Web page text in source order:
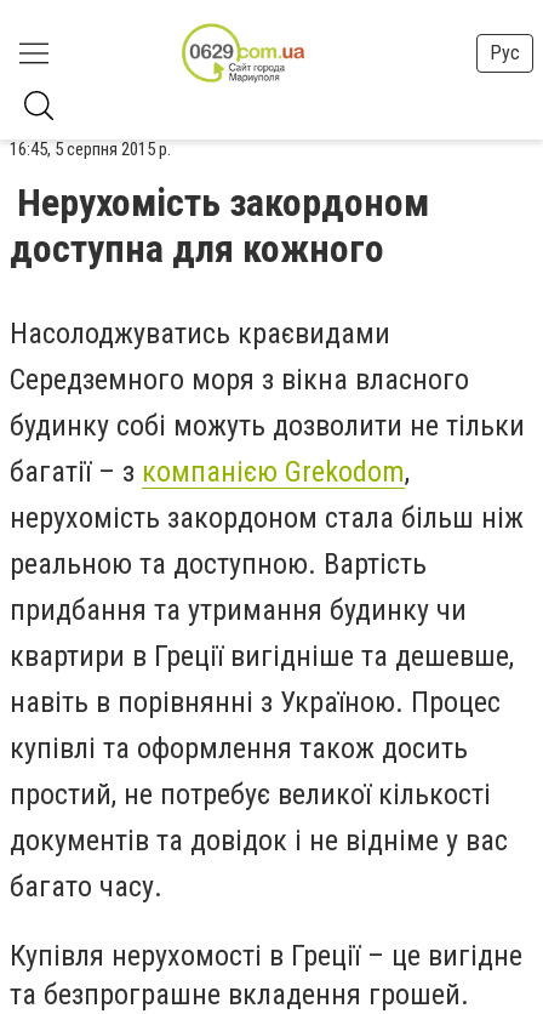
Рус
16:45, 5 серпня 2015 р.
Нерухомість закордоном
доступна для кожного
Насолоджуватись краєвидами
Середземного моря з вікна власного
будинку собі можуть дозволити не тільки
багатії – з компанією Grekodom,
нерухомість закордоном стала більш ніж
реальною та доступною. Вартість
придбання та утримання будинку чи
квартири в Греції вигідніше та дешевше,
навіть в порівнянні з Україною. Процес
купівлі та оформлення також досить
простий, не потребує великої кількості
документів та довідок і не відніме у вас
багато часу.
Купівля нерухомості в Греції – це вигідне
та безпрограшне вкладення грошей.